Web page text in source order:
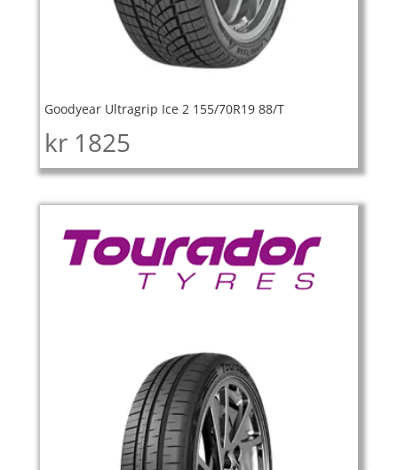
Goodyear Ultragrip Ice 2 155/70R19 88/T
kr 1825